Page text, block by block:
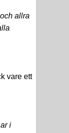
allra
vare ett
i